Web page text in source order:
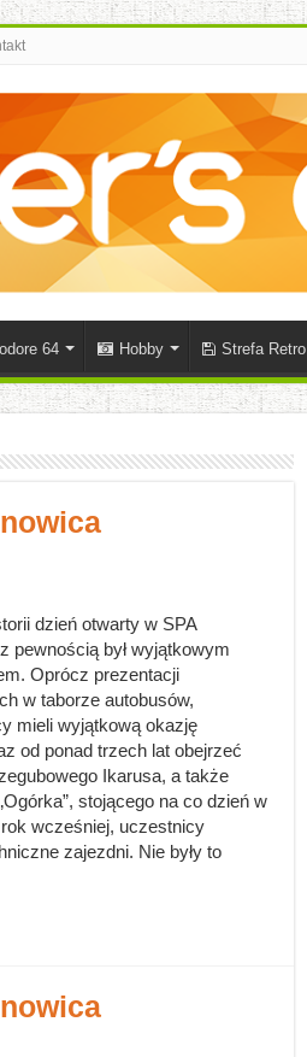
64 Hobby Strefa Retro
dzień otwarty w SPA
pewnością był wyjątkowym
Oprócz prezentacji
w taborze autobusów,
mieli wyjątkową okazję
od ponad trzech lat obejrzeć
Ikarusa, a także
stojącego na co dzień w
wcześniej, uczestnicy
zajezdni. Nie były to